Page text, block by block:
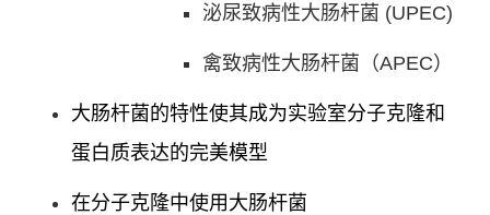
泌尿致病性大肠杆菌 (UPEC)
禽致病性大肠杆菌（APEC）
大肠杆菌的特性使其成为实验室分子克隆和
蛋白质表达的完美模型
在分子克隆中使用大肠杆菌